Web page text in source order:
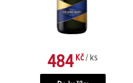
484 Kč / ks